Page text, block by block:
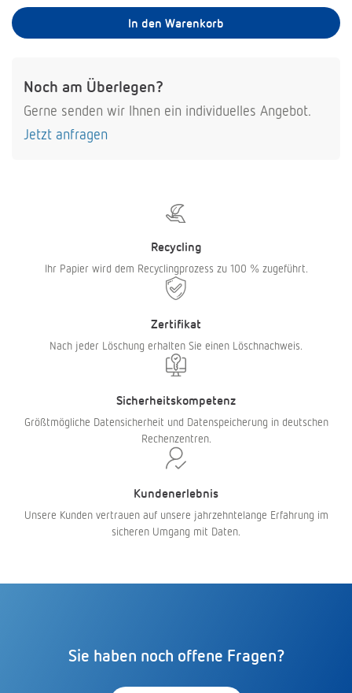
In den Warenkorb
Noch am Überlegen?
Gerne senden wir Ihnen ein individuelles Angebot.
Jetzt anfragen
Recycling
Ihr Papier wird dem Recyclingprozess zu 100 %zugeführt.
Zertifikat
Nach jeder Löschung erhalten Sie einen Löschnachweis.
Sicherheitskompetenz
Größtmögliche Datensicherheit und Datenspeicherung in deutschen
Rechenzentren.
Kundenerlebnis
Unsere Kunden vertrauen auf unsere jahrzehntelange Erfahrung im
sicheren Umgang mit Daten.
Sie haben noch offene Fragen?